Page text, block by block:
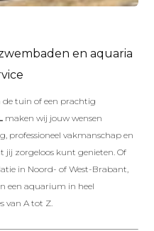
en aquaria
de tuin of een prachtig
maken wij jouw wensen
professioneel vakmanschap en
jij zorgeloos kunt genieten. Of
in Noord- of West-Brabant,
een aquarium in heel
van A tot Z.